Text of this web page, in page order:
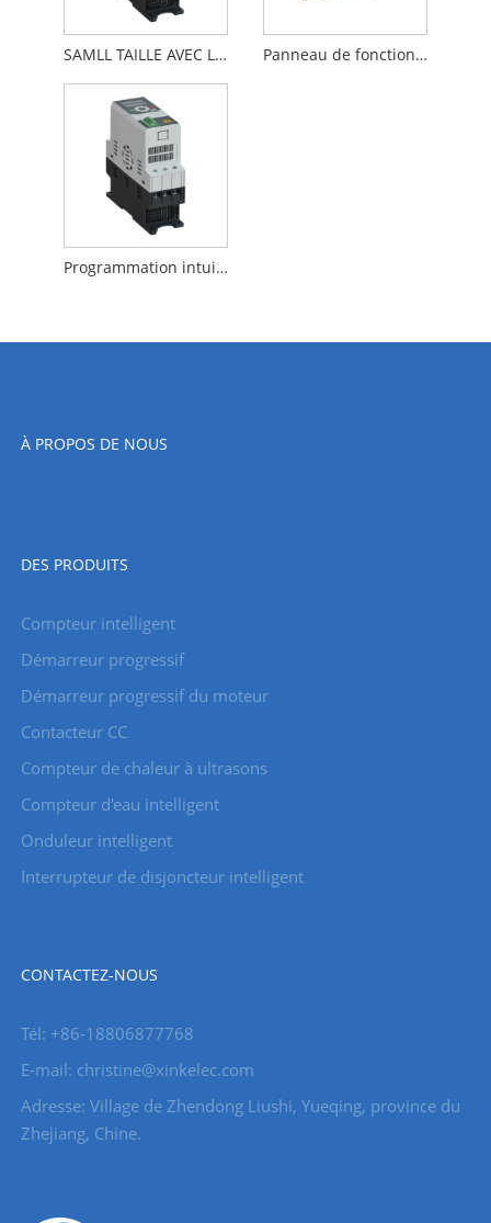
SAMLL TAILLE AVEC LA VIEUX DE CHATEUR EN CONTACTU Panneau de fonctionnement à distance personnalisé Installable Intuitif Starter Soft Starter intégré
Programmation intuitive intégrée
À PROPOS DE NOUS
DES PRODUITS
Compteur intelligent
Démarreur progressif
Démarreur progressif du moteur
Contacteur CC
Compteur de chaleur à ultrasons
Compteur d'eau intelligent
Onduleur intelligent
Interrupteur de disjoncteur intelligent
CONTACTEZ-NOUS
Tél: +86-18806877768
E-mail: christine@xinkelec.com
Adresse: Village de Zhendong Liushi, Yueqing, province du
Zhejiang, Chine.